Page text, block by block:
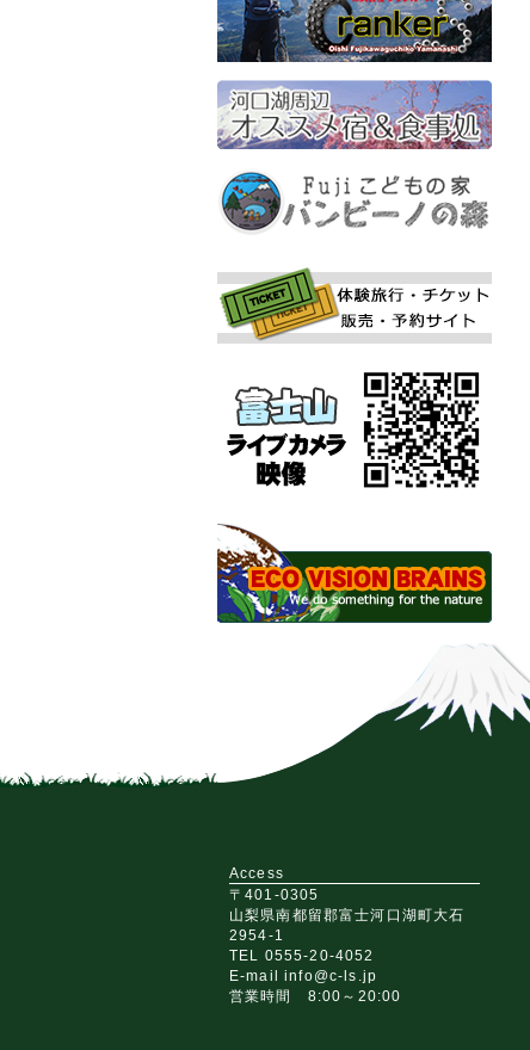
Access
〒401-0305
山梨県南都留郡富士河口湖町大石
2954-1
TEL 0555-20-4052
E-mail info@c-ls.jp
営業時間 8:00～20:00